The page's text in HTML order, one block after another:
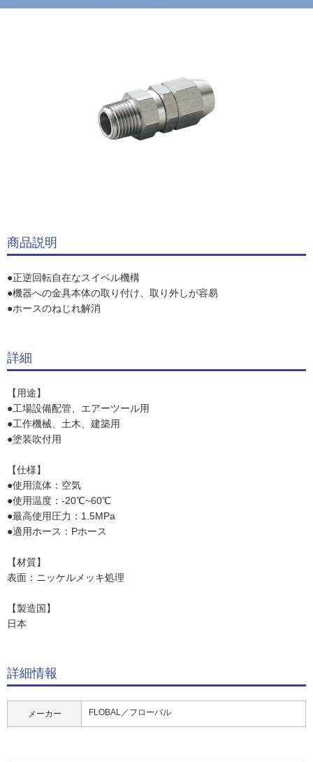
商品説明
●正逆回転自在なスイベル機構
●機器への金具本体の取り付け、取り外しが容易
●ホースのねじれ解消
詳細
【用途】
●工場設備配管、エアーツール用
●工作機械、土木、建築用
●塗装吹付用
【仕様】
●使用流体：空気
●使用温度：-20℃~60℃
●最高使用圧力：1.5MPa
●適用ホース：Pホース
【材質】
表面：ニッケルメッキ処理
【製造国】
日本
詳細情報
メーカー FLOBAL／フローバル